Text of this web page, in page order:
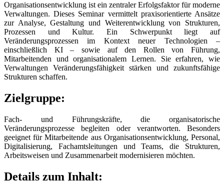
Organisationsentwicklung ist ein zentraler Erfolgsfaktor für moderne
Verwaltungen. Dieses Seminar vermittelt praxisorientierte Ansätze
zur Analyse, Gestaltung und Weiterentwicklung von Strukturen,
Prozessen und Kultur. Ein Schwerpunkt liegt auf
Veränderungsprozessen im Kontext neuer Technologien –
einschließlich KI – sowie auf den Rollen von Führung,
Mitarbeitenden und organisationalem Lernen. Sie erfahren, wie
Verwaltungen Veränderungsfähigkeit stärken und zukunftsfähige
Strukturen schaffen.
Zielgruppe:
Fach- und Führungskräfte, die organisatorische
Veränderungsprozesse begleiten oder verantworten. Besonders
geeignet für Mitarbeitende aus Organisationsentwicklung, Personal,
Digitalisierung, Fachamtsleitungen und Teams, die Strukturen,
Arbeitsweisen und Zusammenarbeit modernisieren möchten.
Details zum Inhalt: